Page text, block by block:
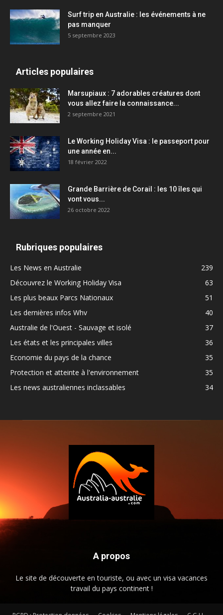
Surf trip en Australie : les événements à ne
pas manquer
5 septembre 2023
Articles populaires
Marsupiaux : 7 adorables créatures dont
vous allez faire la connaissance...
2 septembre 2021
Le Working Holiday Visa : le passeport pour
une année en...
18 février 2022
Grande Barrière de Corail : les 10 îles qui
vont vous...
26 octobre 2022
Rubriques populaires
Les News en Australie
239
Découvrez le Working Holiday Visa
63
Les plus beaux Parcs Nationaux
51
Les dernières infos Whv
40
Australie de l'Ouest - Sauvage et isolé
37
Les états et les principales villes
36
Economie du pays de la chance
35
Protection et atteinte à l'environnement
35
Les news australiennes inclassables
34
A propos
Le site de découverte en touriste, ou avec un visa vacances
travail du pays continent !